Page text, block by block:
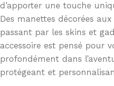
d’apporter une touche
Des manettes décorées
passant par les skins et
accessoire est pensé pour
profondément dans
protégeant et